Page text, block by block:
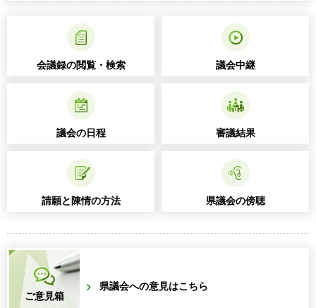
会議録の閲覧・検索 議会中継
議会の日程 審議結果
請願と陳情の方法 県議会の傍聴
ご意見箱
県議会への意見はこちら